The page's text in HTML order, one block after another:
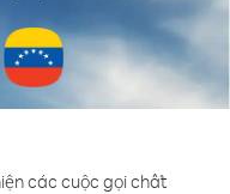
các cuộc gọi chất